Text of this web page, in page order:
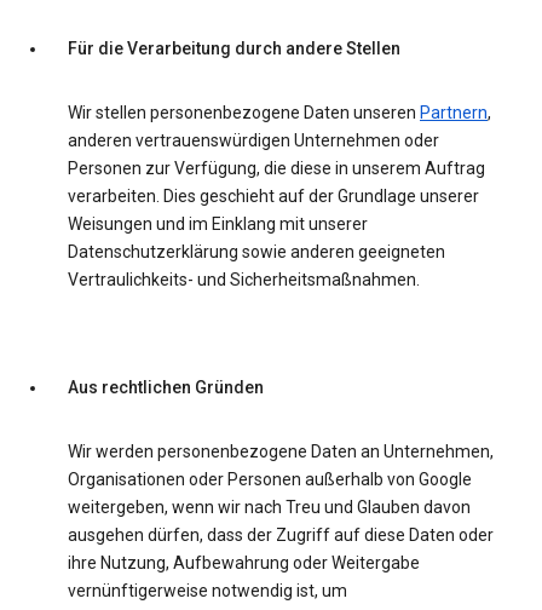
Für die Verarbeitung durch andere Stellen
Wir stellen personenbezogene Daten unseren Partnern,
anderen vertrauenswürdigen Unternehmen oder
Personen zur Verfügung, die diese in unserem Auftrag
verarbeiten. Dies geschieht auf der Grundlage unserer
Weisungen und im Einklang mit unserer
Datenschutzerklärung sowie anderen geeigneten
Vertraulichkeits- und Sicherheitsmaßnahmen.
Aus rechtlichen Gründen
Wir werden personenbezogene Daten an Unternehmen,
Organisationen oder Personen außerhalb von Google
weitergeben, wenn wir nach Treu und Glauben davon
ausgehen dürfen, dass der Zugriff auf diese Daten oder
ihre Nutzung, Aufbewahrung oder Weitergabe
vernünftigerweise notwendig ist, um